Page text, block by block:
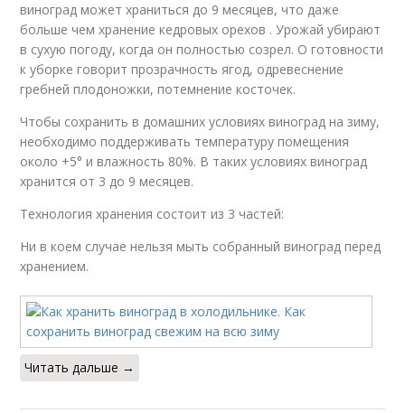
виноград может храниться до 9 месяцев, что даже
больше чем хранение кедровых орехов . Урожай убирают
в сухую погоду, когда он полностью созрел. О готовности
к уборке говорит прозрачность ягод, одревеснение
гребней плодоножки, потемнение косточек.
Чтобы сохранить в домашних условиях виноград на зиму,
необходимо поддерживать температуру помещения
около +5° и влажность 80%. В таких условиях виноград
хранится от 3 до 9 месяцев.
Технология хранения состоит из 3 частей:
Ни в коем случае нельзя мыть собранный виноград перед
хранением.
Читать дальше →